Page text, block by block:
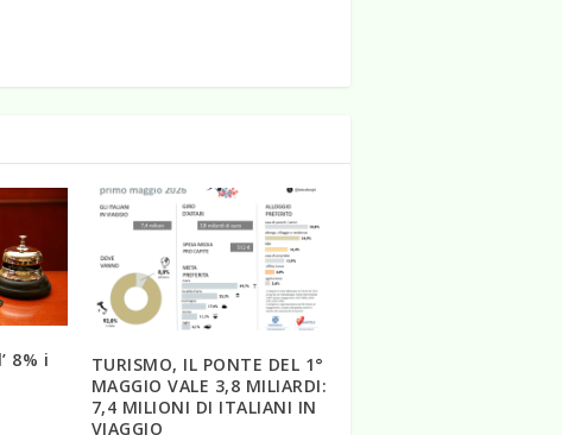
8% i
TURISMO, IL PONTE DEL 1°
MAGGIO VALE 3,8 MILIARDI:
7,4 MILIONI DI ITALIANI IN
VIAGGIO